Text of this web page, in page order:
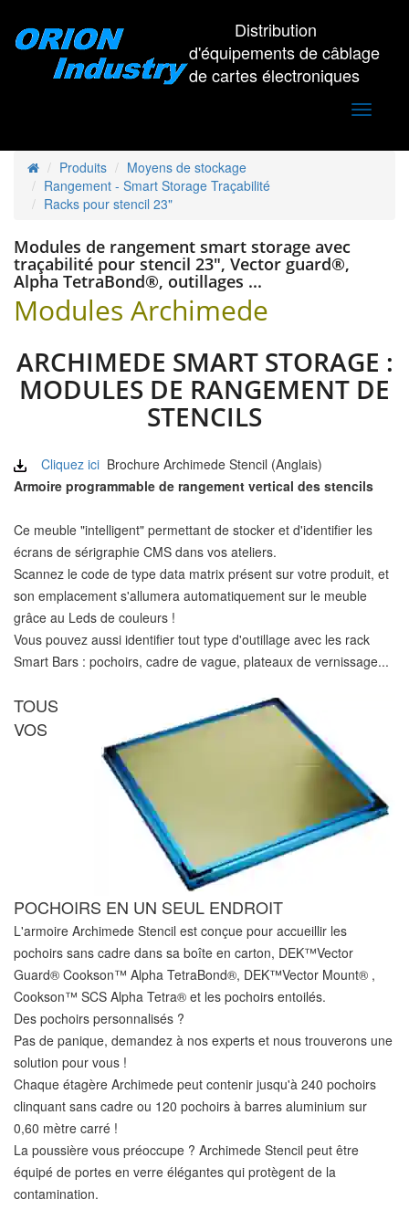
Distribution
d'équipements de câblage
de cartes électroniques
Toggle
Produits
Moyens de stockage
Rangement - Smart Storage Traçabilité
Racks pour stencil 23"
Modules de rangement smart storage avec
traçabilité pour stencil 23", Vector guard®,
Alpha TetraBond®, outillages ...
Modules Archimede
ARCHIMEDE SMART STORAGE :
MODULES DE RANGEMENT DE
STENCILS
Cliquez ici Brochure Archimede Stencil (Anglais)
Armoire programmable de rangement vertical des stencils
Ce meuble "intelligent" permettant de stocker et d'identifier les
écrans de sérigraphie CMS dans vos ateliers.
Scannez le code de type data matrix présent sur votre produit, et
son emplacement s'allumera automatiquement sur le meuble
grâce au Leds de couleurs !
Vous pouvez aussi identifier tout type d'outillage avec les rack
Smart Bars : pochoirs, cadre de vague, plateaux de vernissage...
TOUS
VOS
POCHOIRS EN UN SEUL ENDROIT
L'armoire Archimede Stencil est conçue pour accueillir les
pochoirs sans cadre dans sa boîte en carton, DEK™Vector
Guard® Cookson™ Alpha TetraBond®, DEK™Vector Mount® ,
Cookson™ SCS Alpha Tetra® et les pochoirs entoilés.
Des pochoirs personnalisés ?
Pas de panique, demandez à nos experts et nous trouverons une
solution pour vous !
Chaque étagère Archimede peut contenir jusqu'à 240 pochoirs
clinquant sans cadre ou 120 pochoirs à barres aluminium sur
0,60 mètre carré !
La poussière vous préoccupe ? Archimede Stencil peut être
équipé de portes en verre élégantes qui protègent de la
contamination.